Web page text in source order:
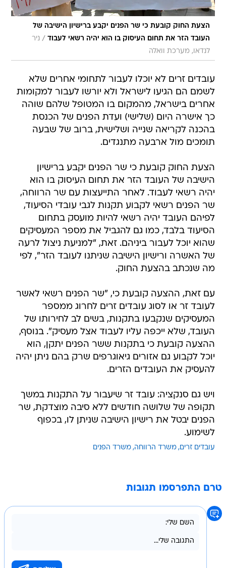
הצעת החוק קובעת כי שר הפנים יקבע ברישיון הישיבה של
העובד הזר את תחום העיסוק בו הוא יהיה רשאי לעבוד / ניר
לנדאו, מערכת וואלה
עובדים זרים לא יוכלו לעבור לתחומי אחרים שלא
לשמם הם הגיעו לישראל ולא יורשו לעבור למקומות
אחרים בישראל, מהמקום בו המטופל שלהם שוהה 
כך אישרה היום (שלישי) ועדת הפנים של הכנסת
בהכנה לקריאה שנייה ושלישית, ברוב של שבעה
תומכים מול ארבעה מתנגדים.
הצעת החוק קובעת כי שר הפנים יקבע ברישיון
הישיבה של העובד הזר את תחום העיסוק בו הוא
יהיה רשאי לעבוד. לאחר התייעצות עם שר הרווחה,
שר הפנים רשאי לקבוע תקנות לגבי עובדי הסיעוד,
לפיהם העובד יהיה רשאי להיות מועסק בתחום
הסיעוד בלבד, כמו גם להגביל את מספר המעסיקים
שהוא יוכל לעבור ביניהם. זאת, "למניעת ניצול לרעה
של האשרה ורישיון הישיבה שניתנו לעובד הזר", לפי
מה שנכתב בהצעת החוק.
עם זאת, ההצעה קובעת כי, "שר הפנים רשאי לאשר
לעובד זר או לסוג עובדים זרים לחרוג ממספר
המעסיקים שנקבעו בתקנות, בשים לב לחירותו של
העובד, שלא ייכפה עליו לעבוד אצל מעסיק". בנוסף,
ההצעה קובעת כי בתקנות ששר הפנים יתקן, הוא
יוכל לקבוע גם אזורים גיאוגרפים שרק בהם ניתן יהיה
להעסיק את העובדים הזרים.
ויש גם סנקציה: עובד זר שיעבור על התקנות במשך
תקופה של שלושה חודשים ללא סיבה מוצדקת, שר
הפנים יבטל את רישיון הישיבה שניתן לו, בכפוף
לשימוע.
עובדים זרים משרד הרווחה משרד הפנים
טרם התפרסמו תגובות